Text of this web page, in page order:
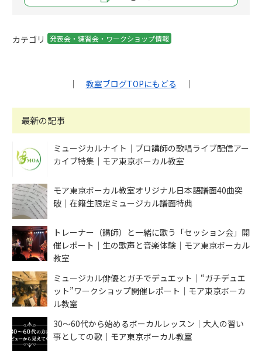
カテゴリ 発表会・練習会・ワークショップ情報
｜ 教室ブログTOPにもどる ｜
最新の記事
ミュージカルナイト｜プロ講師の歌唱ライブ配信アー
カイブ特集｜モア東京ボーカル教室
モア東京ボーカル教室オリジナル日本語譜面40曲突
破｜在籍生限定ミュージカル譜面特典
トレーナー（講師）と一緒に歌う「セッション会」開
催レポート｜生の歌声と音楽体験｜モア東京ボーカル
教室
ミュージカル俳優とガチでデュエット｜“ガチデュエ
ット”ワークショップ開催レポート｜モア東京ボーカ
ル教室
30〜60代から始めるボーカルレッスン｜大人の習い
事としての歌｜モア東京ボーカル教室